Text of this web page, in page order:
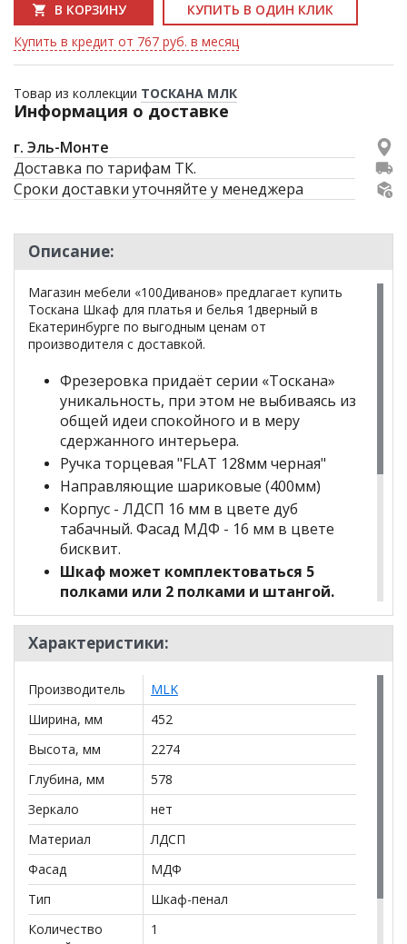
В КОРЗИНУ
КУПИТЬ В ОДИН КЛИК
Купить в кредит от 767 руб. в месяц
Товар из коллекции ТОСКАНА МЛК
Информация о доставке
г. Эль-Монте
Доставка по тарифам ТК.
Сроки доставки уточняйте у менеджера
Описание:
Магазин мебели «100Диванов» предлагает купить
Тоскана Шкаф для платья и белья 1дверный в
Екатеринбурге по выгодным ценам от
производителя с доставкой.
Фрезеровка придаёт серии «Тоскана»
уникальность, при этом не выбиваясь из
общей идеи спокойного и в меру
сдержанного интерьера.
Ручка торцевая "FLAT 128мм черная"
Направляющие шариковые (400мм)
Корпус - ЛДСП 16 мм в цвете дуб
табачный. Фасад МДФ - 16 мм в цвете
бисквит.
Шкаф может комплектоваться 5
полками или 2 полками и штангой.
*Дополнительную информацию о том, как купить
Тоскана Шкаф для платья и белья 1дверный
уточняйте у нашего менеджера по телефону
+79292022735.
**Цены на официальном сайте100диванов.com
действительны только для интернет-магазина
могут отличаться от цен в розничных магазинах-
салонах сети!
Характеристики:
Производитель
MLK
Ширина, мм
452
Высота, мм
2274
Глубина, мм
578
Зеркало
нет
Материал
ЛДСП
Фасад
МДФ
Тип
Шкаф-пенал
Количество
1